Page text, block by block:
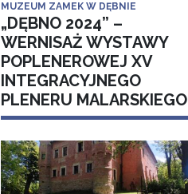
MUZEUM ZAMEK W DĘBNIE
„DĘBNO 2024” –
WERNISAŻ WYSTAWY
POPLENEROWEJ XV
INTEGRACYJNEGO
PLENERU MALARSKIEGO